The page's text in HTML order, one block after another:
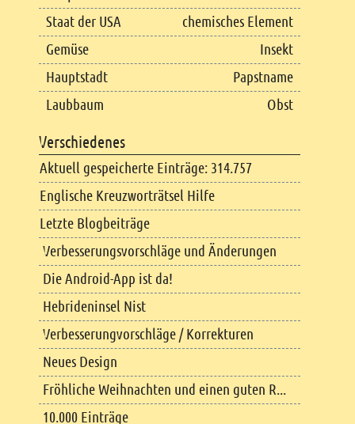
Staat der USA
chemisches Element
Gemüse
Insekt
Hauptstadt
Papstname
Laubbaum
Obst
Verschiedenes
Aktuell gespeicherte Einträge: 314.757
Englische Kreuzworträtsel Hilfe
Letzte Blogbeiträge
Verbesserungsvorschläge und Änderungen
Die Android-App ist da!
Hebrideninsel Nist
Verbesserungvorschläge / Korrekturen
Neues Design
Fröhliche Weihnachten und einen guten R...
10.000 Einträge